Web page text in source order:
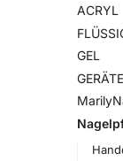
ACRYL
GEL
GERÄTE